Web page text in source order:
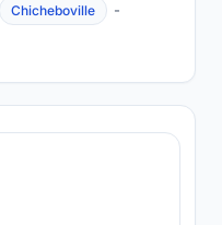
Chicheboville -